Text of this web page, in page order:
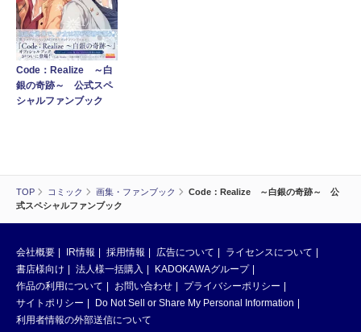
TOP コミック 画集・ファンブック
Code：Realize ～白銀の奇跡～ 公
式スペシャルファンブック
Code：Realize ～白
銀の奇跡～ 公式スペ
シャルファンブック
会社概要 IR情報 採用情報 広告について
ライセンスについて
書店様向け
法人様一括購入
KADOKAWAグループ
作品の利用について
お問い合わせ
プライバシーポリシー
サイトポリシー
Do Not Sell or Share My Personal Information
利用者情報の外部送信について